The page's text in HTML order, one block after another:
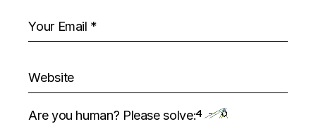
Are you human? Please solve: